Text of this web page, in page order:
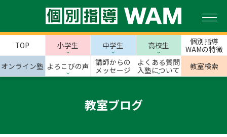
TOP 小学生 中学生 高校生
個別指導
WAMの特徴
オンライン塾 よろこびの声
講師からの
メッセージ
よくある質問
入塾について
教室検索
教室ブログ